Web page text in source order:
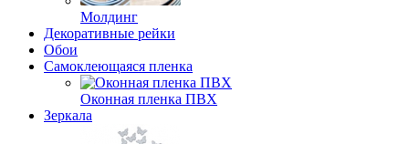
Молдинг
Декоративные рейки
Обои
Самоклеющаяся пленка
Оконная пленка ПВХ
Зеркала